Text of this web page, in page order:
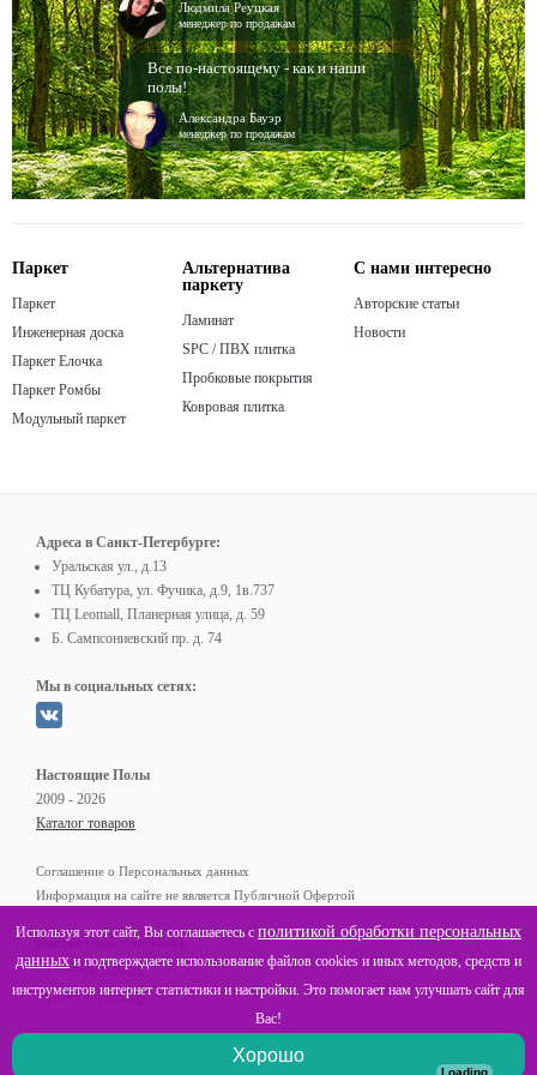
Людмила Реуцкая
менеджер по продажам
Все по-настоящему - как и наши
полы!
Александра Бауэр
менеджер по продажам
Паркет
Паркет
Инженерная доска
Паркет Елочка
Паркет Ромбы
Модульный паркет
Альтернатива
паркету
Ламинат
SPC / ПВХ плитка
Пробковые покрытия
Ковровая плитка
С нами интересно
Авторские статьи
Новости
Адреса в Санкт-Петербурге:
Уральская ул., д.13
ТЦ Кубатура, ул. Фучика, д.9, 1в.737
ТЦ Leomall, Планерная улица, д. 59
Б. Сампсониевский пр. д. 74
Мы в социальных сетях:
Настоящие Полы
2009 - 2026
Каталог товаров
Соглашение о Персональных данных
Информация на сайте не является Публичной Офертой
Контактные телефоны:
+7(812)
602-40-48
8 (800) 775-05-68
Loading
Используя этот сайт, Вы соглашаетесь с политикой обработки персональных
данных и подтверждаете использование файлов cookies и иных методов, средств и
инструментов интернет статистики и настройки. Это помогает нам улучшать сайт для
Вас!
Хорошо